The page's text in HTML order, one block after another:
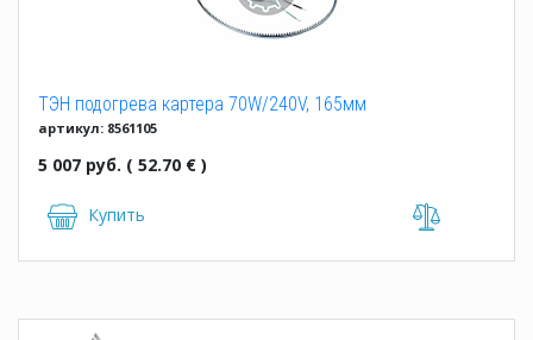
ТЭН подогрева картера 70W/240V, 165мм
артикул: 8561105
5 007 руб. ( 52.70 € )
Купить